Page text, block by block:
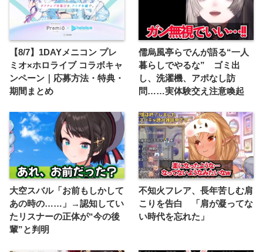
【8/7】1DAYメニコン プレ
ミオ×ホロライブ コラボキャ
ンペーン｜応募方法・特典・
期間まとめ
儒烏風亭らでんが語る“一人
暮らしでやるな” ゴミ出
し、洗濯機、アポなし訪
問……実体験交え注意喚起
大空スバル「お前もしかして
あの時の……」→認知してい
たリスナーの正体が“今の後
輩”と判明
不知火フレア、長年苦しむ肩
こりを告白 「肩が凝ってな
い時代を忘れた」